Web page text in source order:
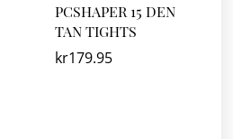
PCSHAPER 15 DEN
TAN TIGHTS
kr179.95